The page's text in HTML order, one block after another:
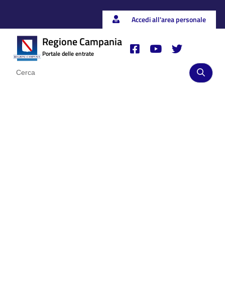
Accedi all'area personale
Regione Campania
Portale delle entrate